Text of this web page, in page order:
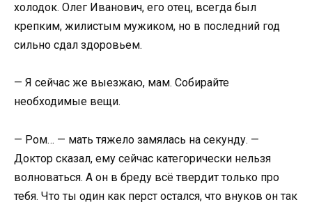
холодок. Олег Иванович, его отец, всегда был
крепким, жилистым мужиком, но в последний год
сильно сдал здоровьем.
— Я сейчас же выезжаю, мам. Собирайте
необходимые вещи.
— Ром… — мать тяжело замялась на секунду. —
Доктор сказал, ему сейчас категорически нельзя
волноваться. А он в бреду всё твердит только про
тебя. Что ты один как перст остался, что внуков он так